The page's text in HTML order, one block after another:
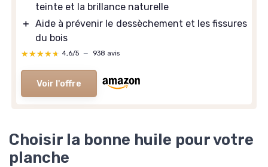
teinte et la brillance naturelle
＋ Aide à prévenir le dessèchement et les fissures
du bois
★★★★★
★★★★★ 4,6/5 — 938 avis
Voir l'offre
Choisir la bonne huile pour votre
planche